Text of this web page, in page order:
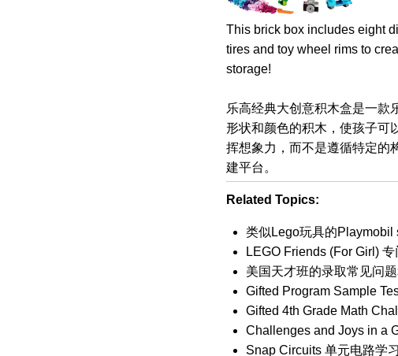
This brick box includes eight
tires and toy wheel rims to
storage!
乐高经典大创意积木盒是一款
形状和颜色的积木，使孩子可
挥想象力，而不是遵循特定的
建平台。
Related Topics:
类似Lego玩具的Playmobil
LEGO Friends (For Girl)
美国天才班的录取常见问
Gifted Program Sample
Gifted 4th Grade Math
Challenges and Joys in a
Snap Circuits 单元电路学